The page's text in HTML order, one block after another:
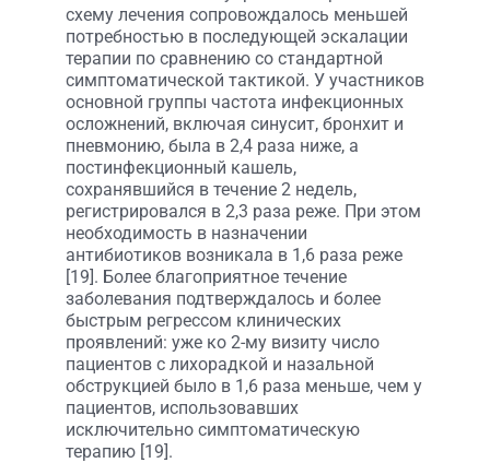
схему лечения сопровождалось меньшей
потребностью в последующей эскалации
терапии по сравнению со стандартной
симптоматической тактикой. У участников
основной группы частота инфекционных
осложнений, включая синусит, бронхит и
пневмонию, была в 2,4 раза ниже, а
постинфекционный кашель,
сохранявшийся в течение 2 недель,
регистрировался в 2,3 раза реже. При этом
необходимость в назначении
антибиотиков возникала в 1,6 раза реже
[19]. Более благоприятное течение
заболевания подтверждалось и более
быстрым регрессом клинических
проявлений: уже ко 2-му визиту число
пациентов с лихорадкой и назальной
обструкцией было в 1,6 раза меньше, чем у
пациентов, использовавших
исключительно симптоматическую
терапию [19].